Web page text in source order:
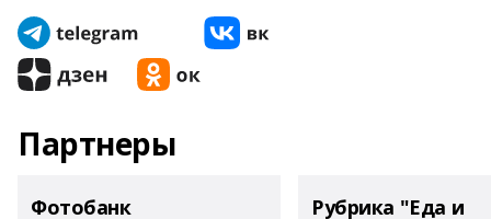
Партнеры
Фотобанк Рубрика "Еда и